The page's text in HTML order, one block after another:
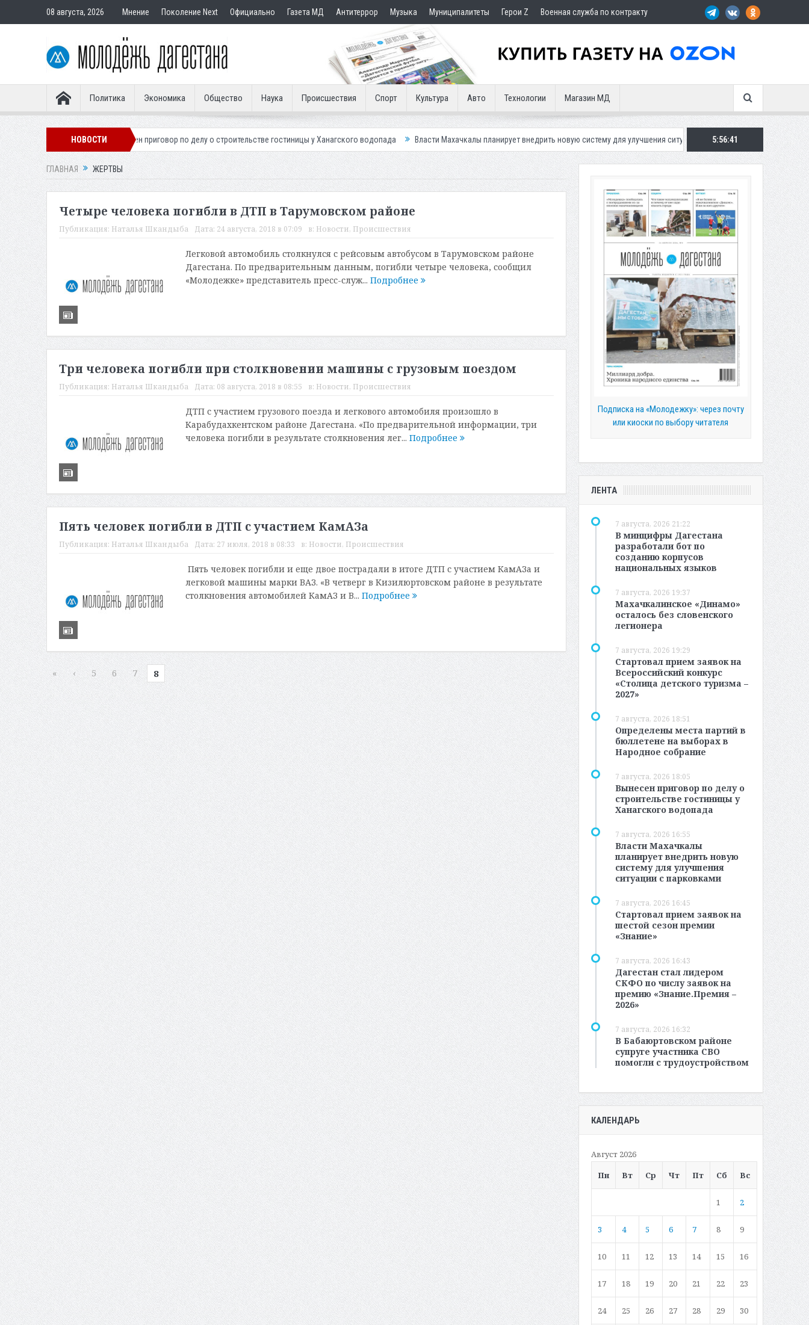
08 августа, 2026 Мнение Поколение Next Официально Газета МД Антитеррор Музыка Муниципалитеты Герои Z Военная служба по контракту
Политика Экономика Общество Наука Происшествия Спорт Культура Авто Технологии Магазин МД
НОВОСТИ
Вынесен приговор по делу о строительстве гостиницы у Ханагского водопада Власти Махачкалы планирует внедрить новую систему для улучшения ситуации с парковками Махачкалинское
5:56:42
ГЛАВНАЯ ЖЕРТВЫ
Четыре человека погибли в ДТП в Тарумовском районе
Публикация: Наталья Шкандыба Дата: 24 августа, 2018 в 07:09 в: Новости, Происшествия
Легковой автомобиль столкнулся с рейсовым автобусом в Тарумовском районе
Дагестана. По предварительным данным, погибли четыре человека, сообщил
«Молодежке» представитель пресс-служ... Подробнее
Три человека погибли при столкновении машины с грузовым поездом
Публикация: Наталья Шкандыба Дата: 08 августа, 2018 в 08:55 в: Новости, Происшествия
ДТП с участием грузового поезда и легкового автомобиля произошло в
Карабудахкентском районе Дагестана. «По предварительной информации, три
человека погибли в результате столкновения лег... Подробнее
Пять человек погибли в ДТП с участием КамАЗа
Публикация: Наталья Шкандыба Дата: 27 июля, 2018 в 08:33 в: Новости, Происшествия
Пять человек погибли и еще двое пострадали в итоге ДТП с участием КамАЗа и
легковой машины марки ВАЗ. «В четверг в Кизилюртовском районе в результате
столкновения автомобилей КамАЗ и В... Подробнее
« ‹ 5 6 7 8
Подписка на «Молодежку»: через почту
или киоски по выбору читателя
ЛЕНТА
7 августа, 2026 21:22
В минцифры Дагестана
разработали бот по
созданию корпусов
национальных языков
7 августа, 2026 19:37
Махачкалинское «Динамо»
осталось без словенского
легионера
7 августа, 2026 19:29
Стартовал прием заявок на
Всероссийский конкурс
«Столица детского туризма –
2027»
7 августа, 2026 18:51
Определены места партий в
бюллетене на выборах в
Народное собрание
7 августа, 2026 18:05
Вынесен приговор по делу о
строительстве гостиницы у
Ханагского водопада
7 августа, 2026 16:55
Власти Махачкалы
планирует внедрить новую
систему для улучшения
ситуации с парковками
7 августа, 2026 16:45
Стартовал прием заявок на
шестой сезон премии
«Знание»
7 августа, 2026 16:43
Дагестан стал лидером
СКФО по числу заявок на
премию «Знание.Премия –
2026»
7 августа, 2026 16:32
В Бабаюртовском районе
супруге участника СВО
помогли с трудоустройством
КАЛЕНДАРЬ
Август 2026
Пн
Вт Ср Чт Пт Сб Вс
1 2
3 4 5 6 7 8 9
10 11 12 13 14 15 16
17 18 19 20 21 22 23
24 25 26 27 28 29 30